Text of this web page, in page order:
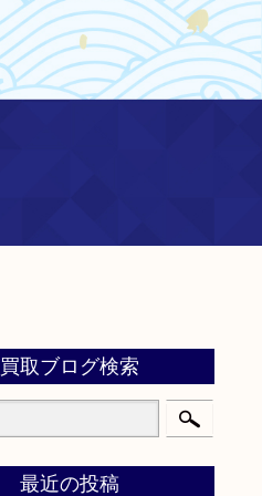
買取ブログ検索
最近の投稿